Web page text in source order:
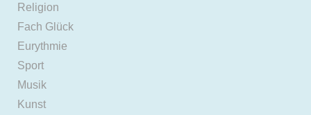
Religion
Fach Glück
Eurythmie
Sport
Musik
Kunst